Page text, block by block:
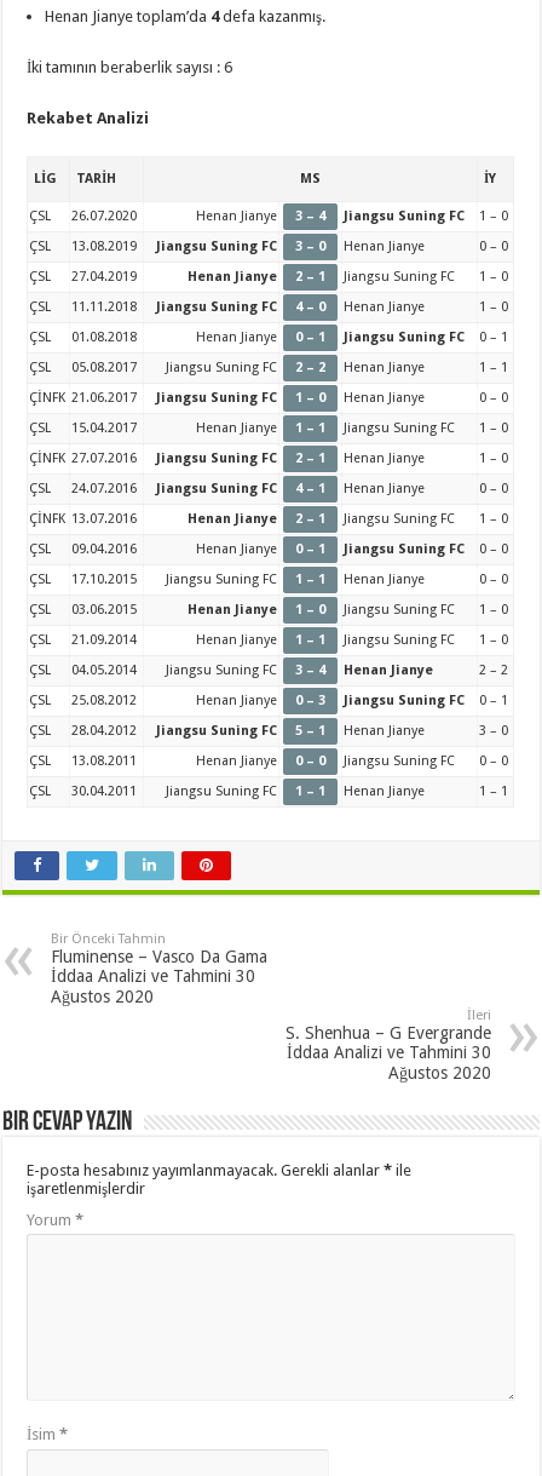
Henan Jianye toplam’da 4defa kazanmış.
İki tamının beraberlik sayısı : 6
Rekabet Analizi
LİG TARİH MS İY
ÇSL 26.07.2020 Henan Jianye 3 – 4 Jiangsu Suning FC
1 – 0
ÇSL
13.08.2019 Jiangsu Suning FC 3 – 0 Henan Jianye
0 – 0
ÇSL
27.04.2019 Henan Jianye 2 – 1 Jiangsu Suning FC
1 – 0
ÇSL
11.11.2018 Jiangsu Suning FC 4 – 0 Henan Jianye
1 – 0
ÇSL
01.08.2018 Henan Jianye 0 – 1 Jiangsu Suning FC
0 – 1
ÇSL
05.08.2017 Jiangsu Suning FC 2 – 2 Henan Jianye
1 – 1
ÇİNFK 21.06.2017 Jiangsu Suning FC 1 – 0 Henan Jianye
0 – 0
ÇSL
15.04.2017 Henan Jianye 1 – 1 Jiangsu Suning FC
1 – 0
ÇİNFK 27.07.2016 Jiangsu Suning FC 2 – 1 Henan Jianye
1 – 0
ÇSL
24.07.2016 Jiangsu Suning FC 4 – 1 Henan Jianye
0 – 0
ÇİNFK 13.07.2016 Henan Jianye 2 – 1 Jiangsu Suning FC
1 – 0
ÇSL
09.04.2016 Henan Jianye 0 – 1 Jiangsu Suning FC
0 – 0
ÇSL
17.10.2015 Jiangsu Suning FC 1 – 1 Henan Jianye
0 – 0
ÇSL
03.06.2015 Henan Jianye 1 – 0 Jiangsu Suning FC
1 – 0
ÇSL
21.09.2014 Henan Jianye 1 – 1 Jiangsu Suning FC
1 – 0
ÇSL
04.05.2014 Jiangsu Suning FC 3 – 4 Henan Jianye
2 – 2
ÇSL
25.08.2012 Henan Jianye 0 – 3 Jiangsu Suning FC
0 – 1
ÇSL
28.04.2012 Jiangsu Suning FC 5 – 1 Henan Jianye
3 – 0
ÇSL
13.08.2011 Henan Jianye 0 – 0 Jiangsu Suning FC
0 – 0
ÇSL
30.04.2011 Jiangsu Suning FC 1 – 1 Henan Jianye 1 – 1
Bir Önceki Tahmin
Fluminense – Vasco Da Gama
İddaa Analizi ve Tahmini 30
Ağustos 2020
İleri
S. Shenhua – G Evergrande
İddaa Analizi ve Tahmini 30
Ağustos 2020
Bir cevap yazın
E-posta hesabınız yayımlanmayacak. Gerekli alanlar* ile
işaretlenmişlerdir
Yorum*
İsim*